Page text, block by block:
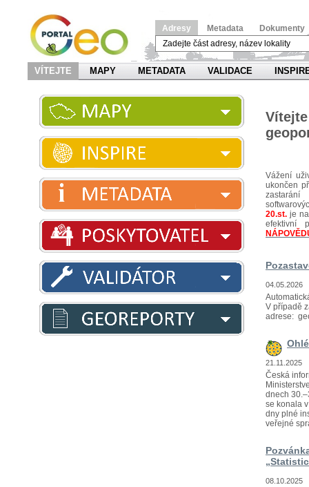
Adresy Metadata Dokumenty
VÍTEJTE MAPY METADATA VALIDACE
Vážení
ukončen
20.st. je
efektivní
04.05.2026
V případě
adrese:
21.11.2025
Česká
dnech
se konala
dny plné
veřejné
08.10.2025